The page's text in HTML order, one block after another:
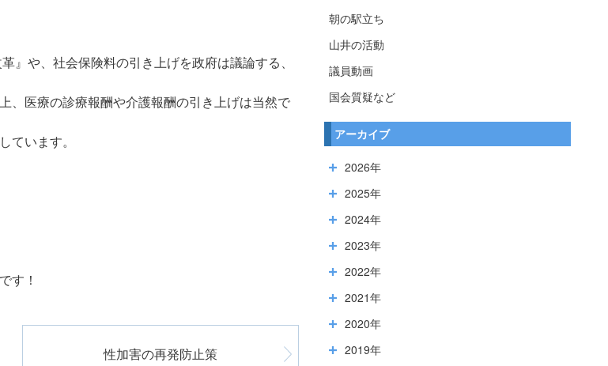
』や、社会保険料の引き上げを政府は議論する、
、医療の診療報酬や介護報酬の引き上げは当然で
ています。
す！
性加害の再発防止策
朝の駅立ち
山井の活動
議員動画
国会質疑など
アーカイブ
2026年
2025年
2024年
2023年
2022年
2021年
2020年
2019年